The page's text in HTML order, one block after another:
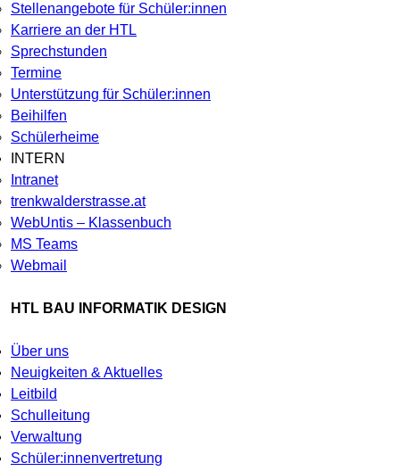
Stellenangebote für Schüler:innen
Karriere an der HTL
Sprechstunden
Termine
Unterstützung für Schüler:innen
Beihilfen
Schülerheime
INTERN
Intranet
trenkwalderstrasse.at
WebUntis – Klassenbuch
MS Teams
Webmail
HTL BAU INFORMATIK DESIGN
Über uns
Neuigkeiten & Aktuelles
Leitbild
Schulleitung
Verwaltung
Schüler:innenvertretung